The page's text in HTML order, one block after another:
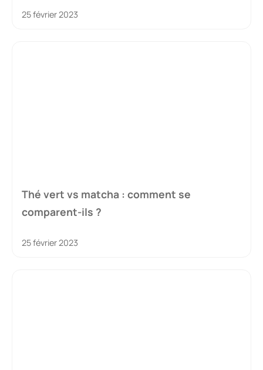
25 février 2023
Thé vert vs matcha : comment se
comparent-ils ?
25 février 2023